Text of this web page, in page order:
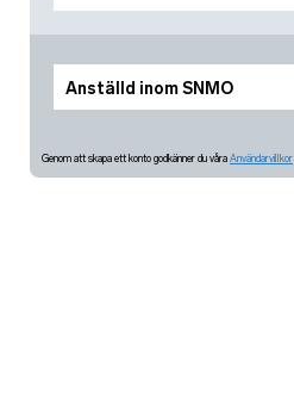
Anställd inom SNMO
Genom att skapa ett konto godkänner du våra Användarvillkor